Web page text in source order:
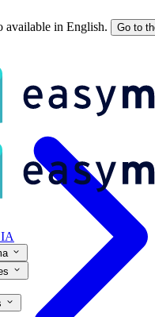
available in English. Go to
marketing: qué es y